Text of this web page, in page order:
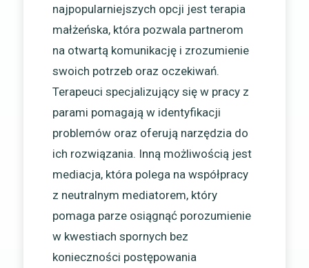
najpopularniejszych opcji jest terapia
małżeńska, która pozwala partnerom
na otwartą komunikację i zrozumienie
swoich potrzeb oraz oczekiwań.
Terapeuci specjalizujący się w pracy z
parami pomagają w identyfikacji
problemów oraz oferują narzędzia do
ich rozwiązania. Inną możliwością jest
mediacja, która polega na współpracy
z neutralnym mediatorem, który
pomaga parze osiągnąć porozumienie
w kwestiach spornych bez
konieczności postępowania